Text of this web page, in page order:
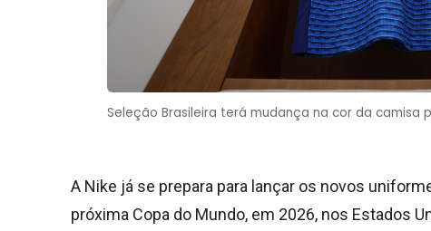
Seleção Brasileira terá mudança na cor da camisa
A Nike já se prepara para lançar os novos
próxima Copa do Mundo, em 2026, nos Estados